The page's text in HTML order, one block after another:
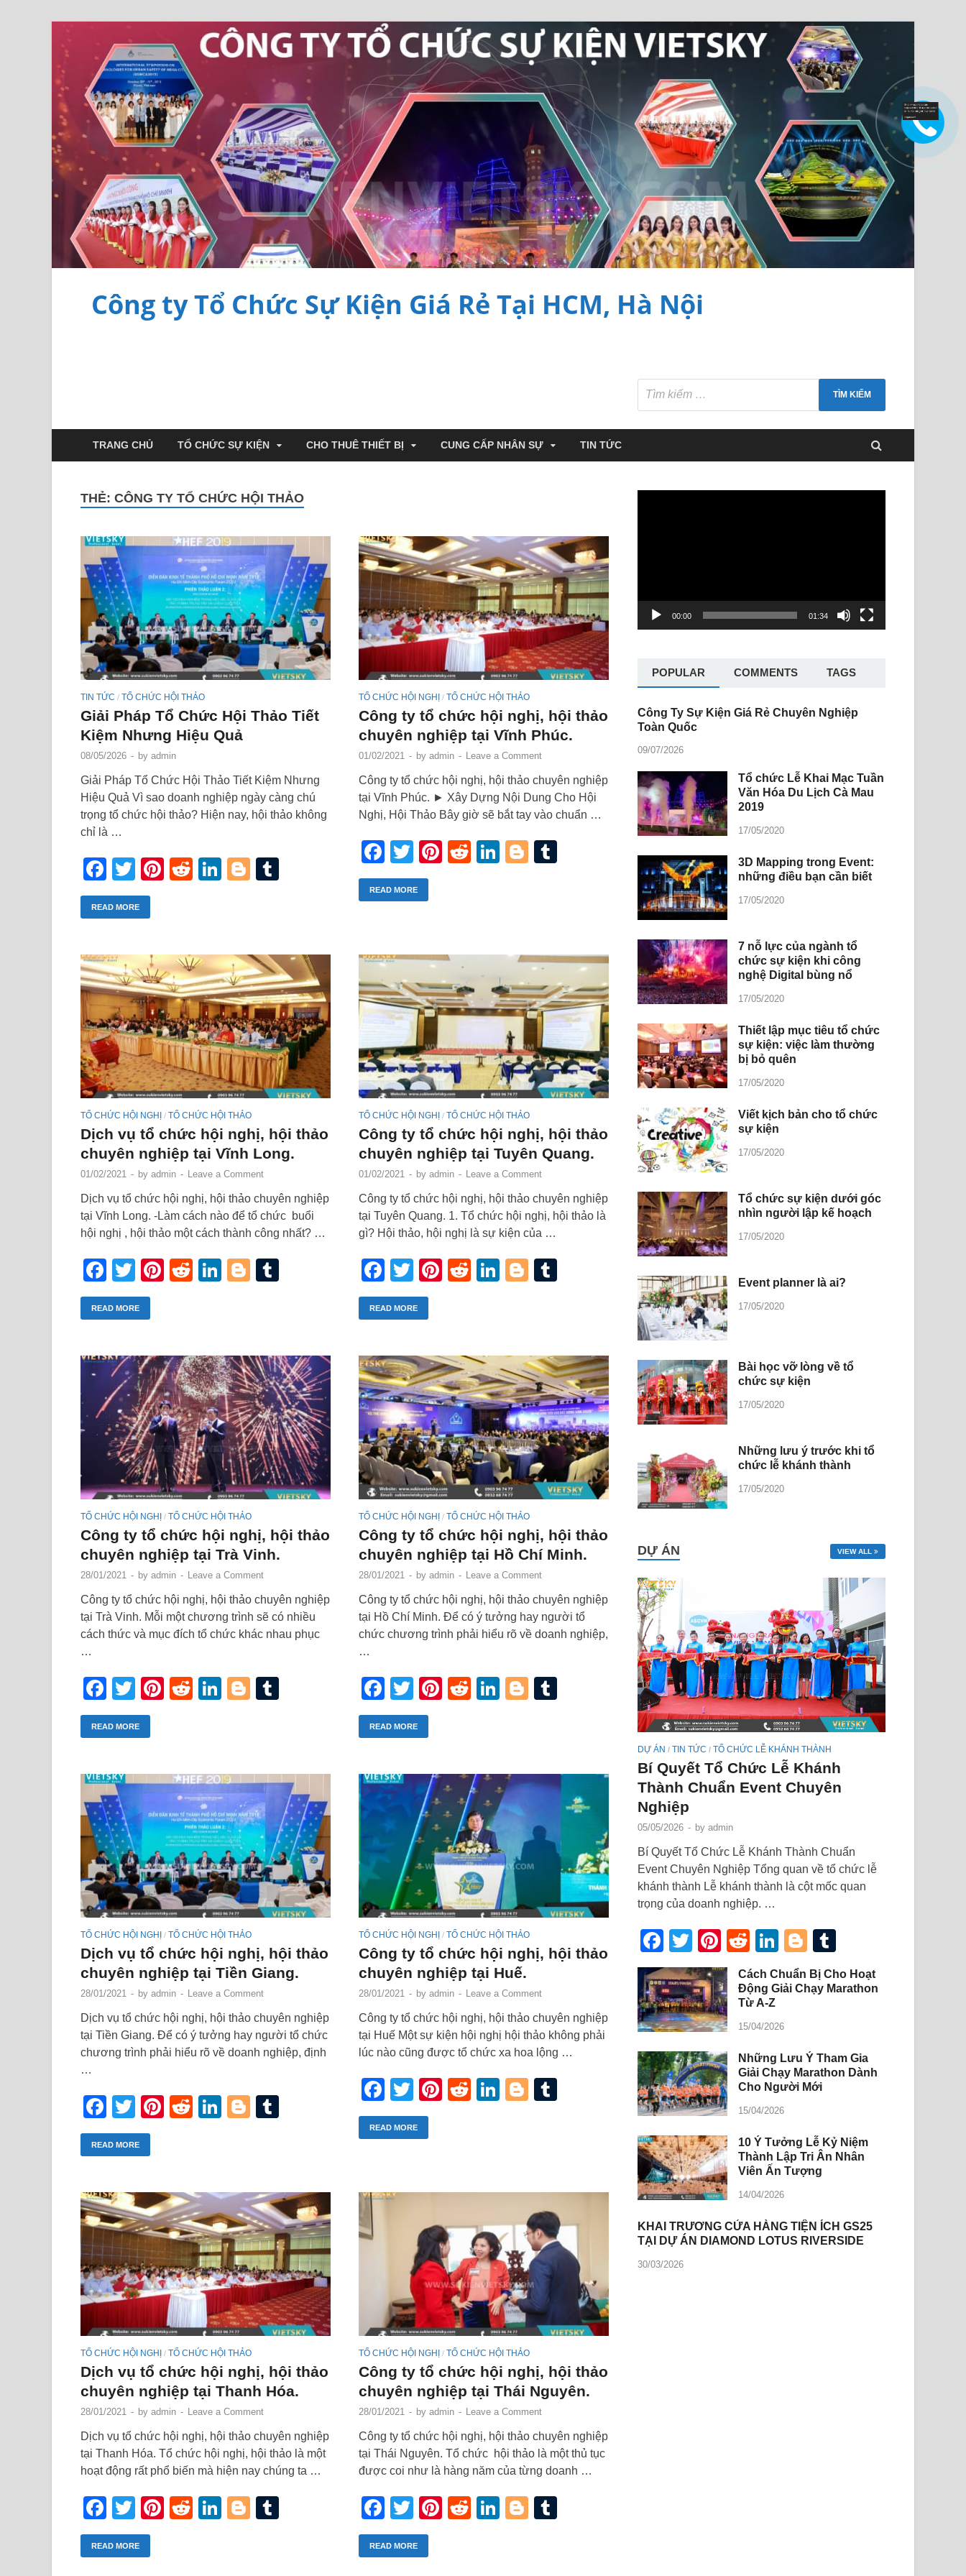
Công ty Tổ Chức Sự Kiện Giá Rẻ Tại HCM, Hà Nội
TRANG CHỦ TỔ CHỨC SỰ KIỆN CHO THUÊ THIẾT BỊ CUNG CẤP NHÂN SỰ TIN TỨC
THẺ: CÔNG TY TỔ CHỨC HỘI THẢO
TIN TỨC / TỔ CHỨC HỘI THẢO
Giải Pháp Tổ Chức Hội Thảo Tiết
Kiệm Nhưng Hiệu Quả
08/05/2026 - by admin
Giải Pháp Tổ Chức Hội Thảo Tiết Kiệm Nhưng
Hiệu Quả Vì sao doanh nghiệp ngày càng chú
trọng tổ chức hội thảo? Hiện nay, hội thảo không
chỉ là …
Facebook
Twitter
Pinterest
RedditLinkedIn
Blogger
READ MORE
TỔ CHỨC HỘI NGHỊ / TỔ CHỨC HỘI THẢO
Công ty tổ chức hội nghị, hội thảo
chuyên nghiệp tại Vĩnh Phúc.
01/02/2021 - by admin - Leave a Comment
Công ty tổ chức hội nghị, hội thảo chuyên nghiệp
tại Vĩnh Phúc. ► Xây Dựng Nội Dung Cho Hội
Nghị, Hội Thảo Bây giờ sẽ bắt tay vào chuẩn …
Facebook
Twitter
Pinterest
RedditLinkedIn
Blogger
READ MORE
TỔ CHỨC HỘI NGHỊ / TỔ CHỨC HỘI THẢO
Dịch vụ tổ chức hội nghị, hội thảo
chuyên nghiệp tại Vĩnh Long.
01/02/2021 - by admin - Leave a Comment
Dịch vụ tổ chức hội nghị, hội thảo chuyên nghiệp
tại Vĩnh Long. -Làm cách nào để tổ chức buổi
hội nghị , hội thảo một cách thành công nhất? …
Facebook
Twitter
Pinterest
RedditLinkedIn
Blogger
READ MORE
TỔ CHỨC HỘI NGHỊ / TỔ CHỨC HỘI THẢO
Công ty tổ chức hội nghị, hội thảo
chuyên nghiệp tại Tuyên Quang.
01/02/2021 - by admin - Leave a Comment
Công ty tổ chức hội nghị, hội thảo chuyên nghiệp
tại Tuyên Quang. 1. Tổ chức hội nghị, hội thảo là
gì? Hội thảo, hội nghị là sự kiện của …
Facebook
Twitter
Pinterest
RedditLinkedIn
Blogger
READ MORE
TỔ CHỨC HỘI NGHỊ / TỔ CHỨC HỘI THẢO
Công ty tổ chức hội nghị, hội thảo
chuyên nghiệp tại Trà Vinh.
28/01/2021 - by admin - Leave a Comment
Công ty tổ chức hội nghị, hội thảo chuyên nghiệp
tại Trà Vinh. Mỗi một chương trình sẽ có nhiều
cách thức và mục đích tổ chức khác nhau phục
…
Facebook
Twitter
Pinterest
RedditLinkedIn
Blogger
READ MORE
TỔ CHỨC HỘI NGHỊ / TỔ CHỨC HỘI THẢO
Công ty tổ chức hội nghị, hội thảo
chuyên nghiệp tại Hồ Chí Minh.
28/01/2021 - by admin - Leave a Comment
Công ty tổ chức hội nghị, hội thảo chuyên nghiệp
tại Hồ Chí Minh. Để có ý tưởng hay người tổ
chức chương trình phải hiểu rõ về doanh nghiệp,
…
Facebook
Twitter
Pinterest
RedditLinkedIn
Blogger
READ MORE
TỔ CHỨC HỘI NGHỊ / TỔ CHỨC HỘI THẢO
Dịch vụ tổ chức hội nghị, hội thảo
chuyên nghiệp tại Tiền Giang.
28/01/2021 - by admin - Leave a Comment
Dịch vụ tổ chức hội nghị, hội thảo chuyên nghiệp
tại Tiền Giang. Để có ý tưởng hay người tổ chức
chương trình phải hiểu rõ về doanh nghiệp, định
…
Facebook
Twitter
Pinterest
RedditLinkedIn
Blogger
READ MORE
TỔ CHỨC HỘI NGHỊ / TỔ CHỨC HỘI THẢO
Công ty tổ chức hội nghị, hội thảo
chuyên nghiệp tại Huế.
28/01/2021 - by admin - Leave a Comment
Công ty tổ chức hội nghị, hội thảo chuyên nghiệp
tại Huế Một sự kiện hội nghị hội thảo không phải
lúc nào cũng được tổ chức xa hoa lộng …
Facebook
Twitter
Pinterest
RedditLinkedIn
Blogger
READ MORE
TỔ CHỨC HỘI NGHỊ / TỔ CHỨC HỘI THẢO
Dịch vụ tổ chức hội nghị, hội thảo
chuyên nghiệp tại Thanh Hóa.
28/01/2021 - by admin - Leave a Comment
Dịch vụ tổ chức hội nghị, hội thảo chuyên nghiệp
tại Thanh Hóa. Tổ chức hội nghị, hội thảo là một
hoạt động rất phổ biến mà hiện nay chúng ta …
Facebook
Twitter
Pinterest
RedditLinkedIn
Blogger
READ MORE
TỔ CHỨC HỘI NGHỊ / TỔ CHỨC HỘI THẢO
Công ty tổ chức hội nghị, hội thảo
chuyên nghiệp tại Thái Nguyên.
28/01/2021 - by admin - Leave a Comment
Công ty tổ chức hội nghị, hội thảo chuyên nghiệp
tại Thái Nguyên. Tổ chức hội thảo là một thủ tục
được coi như là hàng năm của từng doanh …
Facebook
Twitter
Pinterest
RedditLinkedIn
Blogger
READ MORE
00:00 01:34
POPULAR COMMENTS TAGS
Công Ty Sự Kiện Giá Rẻ Chuyên Nghiệp
Toàn Quốc
09/07/2026
Tổ chức Lễ Khai Mạc Tuần
Văn Hóa Du Lịch Cà Mau
2019
17/05/2020
3D Mapping trong Event:
những điều bạn cần biết
17/05/2020
7 nỗ lực của ngành tổ
chức sự kiện khi công
nghệ Digital bùng nổ
17/05/2020
Thiết lập mục tiêu tổ chức
sự kiện: việc làm thường
bị bỏ quên
17/05/2020
Viết kịch bản cho tổ chức
sự kiện
17/05/2020
Tổ chức sự kiện dưới góc
nhìn người lập kế hoạch
17/05/2020
Event planner là ai?
17/05/2020
Bài học vỡ lòng về tổ
chức sự kiện
17/05/2020
Những lưu ý trước khi tổ
chức lễ khánh thành
17/05/2020
DỰ ÁN VIEW ALL
DỰ ÁN / TIN TỨC / TỔ CHỨC LỄ KHÁNH THÀNH
Bí Quyết Tổ Chức Lễ Khánh
Thành Chuẩn Event Chuyên
Nghiệp
05/05/2026 - byadmin
Bí Quyết Tổ Chức Lễ Khánh Thành Chuẩn
Event Chuyên Nghiệp Tổng quan về tổ chức lễ
khánh thành Lễ khánh thành là cột mốc quan
trọng của doanh nghiệp. …
Facebook
Twitter
Pinterest
RedditLinkedIn
Blogger
Cách Chuẩn Bị Cho Hoạt
Động Giải Chạy Marathon
Từ A-Z
15/04/2026
Những Lưu Ý Tham Gia
Giải Chạy Marathon Dành
Cho Người Mới
15/04/2026
10 Ý Tưởng Lễ Kỷ Niệm
Thành Lập Tri Ân Nhân
Viên Ấn Tượng
14/04/2026
KHAI TRƯƠNG CỬA HÀNG TIỆN ÍCH GS25
TẠI DỰ ÁN DIAMOND LOTUS RIVERSIDE
30/03/2026